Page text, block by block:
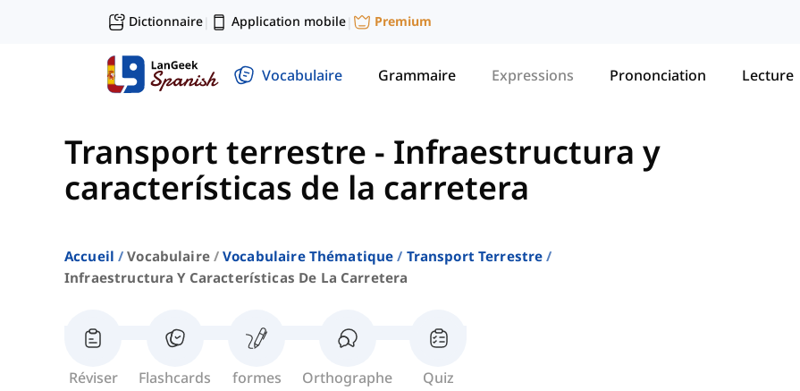
Dictionnaire| Application mobile| Premium
Vocabulaire Grammaire Expressions Prononciation Lecture
Transport terrestre - Infraestructura y
características de la carretera
Accueil Vocabulaire Vocabulaire Thématique
Transport Terrestre
Infraestructura Y Características De La Carretera
Réviser Flashcards formes Orthographe Quiz